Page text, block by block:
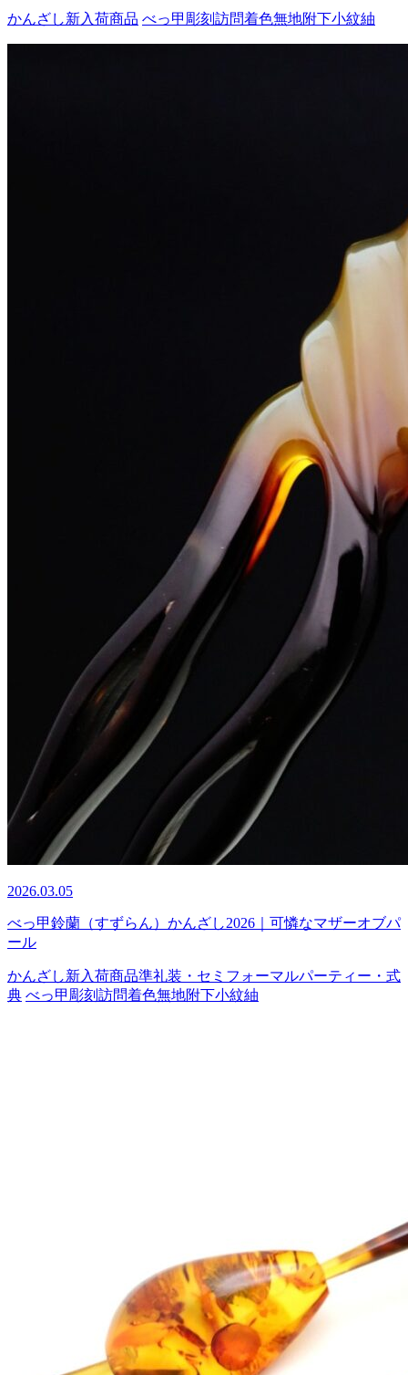
かんざし新入荷商品 べっ甲 彫刻 訪問着色無地附下小紋紬
2026.03.05
べっ甲鈴蘭（すずらん）かんざし2026｜可憐なマザーオブパ
ール
かんざし新入荷商品準礼装・セミフォーマルパーティー・式
典 べっ甲 彫刻 訪問着色無地附下小紋紬